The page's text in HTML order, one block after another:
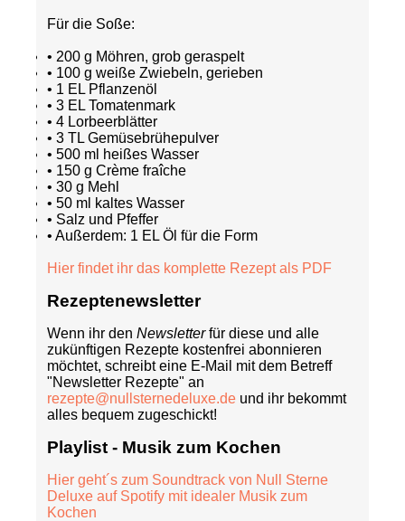
Für die Soße:
• 200 g Möhren, grob geraspelt
• 100 g weiße Zwiebeln, gerieben
• 1 EL Pflanzenöl
• 3 EL Tomatenmark
• 4 Lorbeerblätter
• 3 TL Gemüsebrühepulver
• 500 ml heißes Wasser
• 150 g Crème fraîche
• 30 g Mehl
• 50 ml kaltes Wasser
• Salz und Pfeffer
• Außerdem: 1 EL Öl für die Form
Hier findet ihr das komplette Rezept als PDF
Rezeptenewsletter
Wenn ihr den Newsletterfür diese und alle
zukünftigen Rezepte kostenfrei abonnieren
möchtet, schreibt eine E-Mail mit dem Betreff
"Newsletter Rezepte" an
rezepte@nullsternedeluxe.de und ihr bekommt
alles bequem zugeschickt!
Playlist - Musik zum Kochen
Hier geht´s zum Soundtrack von Null Sterne
Deluxe auf Spotify mit idealer Musik zum
Kochen